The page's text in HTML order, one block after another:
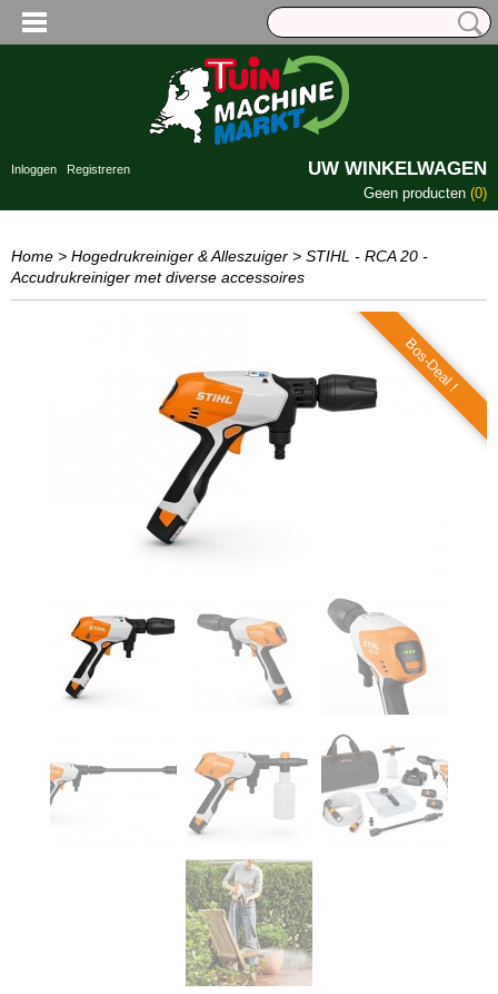
Inloggen Registreren UW WINKELWAGEN
Geen producten (0)
Home > Hogedrukreiniger & Alleszuiger > STIHL - RCA 20 -
Accudrukreiniger met diverse accessoires
Bos-Deal !